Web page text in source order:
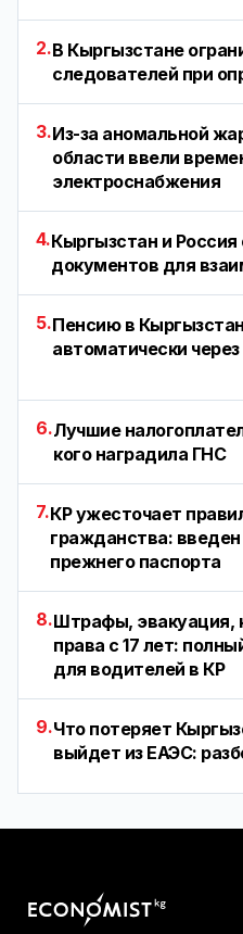
2.В Кыргызстане
следователей при
3.Из-за аномальной
области ввели
электроснабжения
4.Кыргызстан и Россия
документов для
5.Пенсию в
автоматически
6.Лучшие
кого наградила ГНС
7.КР ужесточает
гражданства:
прежнего паспорта
8.Штрафы, эвакуация,
права с 17 лет:
для водителей в КР
9.Что потеряет
выйдет из ЕАЭС: